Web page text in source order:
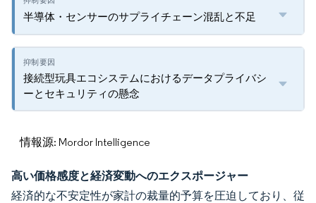
半導体・センサーのサプライチェーン混乱と不足
接続型玩具エコシステムにおけるデータプライバシ
ーとセキュリティの懸念
情報源: Mordor Intelligence
高い価格感度と経済変動へのエクスポージャー
経済的な不安定性が家計の裁量的予算を圧迫しており、従